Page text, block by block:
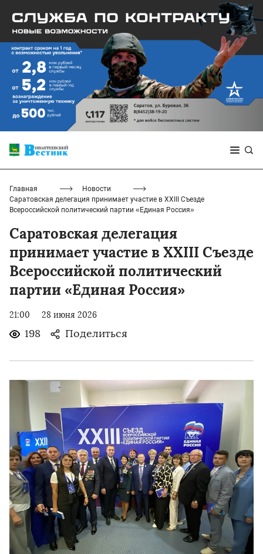
Главная
Новости
Саратовская делегация принимает участие в XXIII Съезде
Всероссийской политический партии «Единая Россия»
Саратовская делегация
принимает участие в XXIII Съезде
Всероссийской политический
партии «Единая Россия»
21:00 28 июня 2026
198 Поделиться